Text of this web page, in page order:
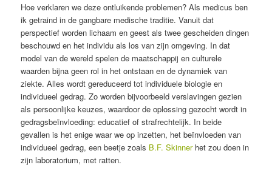
Hoe verklaren we deze ontluikende problemen? Als medicus ben
ik getraind in de gangbare medische traditie. Vanuit dat
perspectief worden lichaam en geest als twee gescheiden dingen
beschouwd en het individu als los van zijn omgeving. In dat
model van de wereld spelen de maatschappij en culturele
waarden bijna geen rol in het ontstaan en de dynamiek van
ziekte. Alles wordt gereduceerd tot individuele biologie en
individueel gedrag. Zo worden bijvoorbeeld verslavingen gezien
als persoonlijke keuzes, waardoor de oplossing gezocht wordt in
gedragsbeïnvloeding: educatief of strafrechtelijk. In beide
gevallen is het enige waar we op inzetten, het beïnvloeden van
individueel gedrag, een beetje zoals B.F. Skinnerhet zou doen in
zijn laboratorium, met ratten.